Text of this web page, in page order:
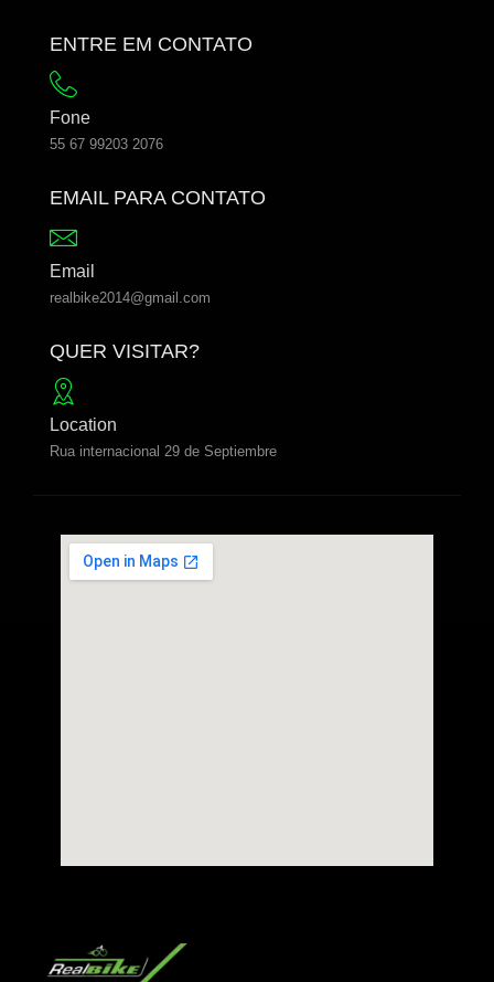
ENTRE EM CONTATO
Fone
55 67 99203 2076
EMAIL PARA CONTATO
Email
realbike2014@gmail.com
QUER VISITAR?
Location
Rua internacional 29 de Septiembre